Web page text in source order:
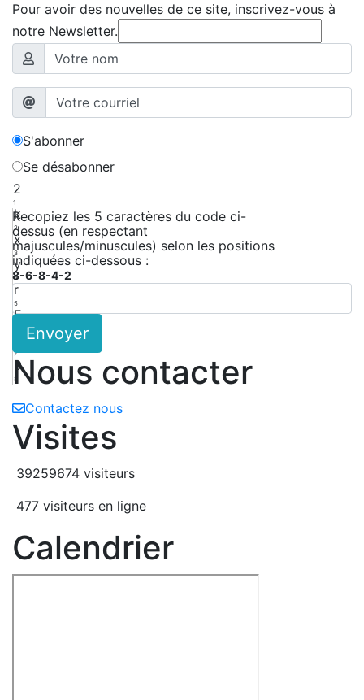
Pour avoir des nouvelles de ce site, inscrivez-vous à
notre Newsletter.
S'abonner
Se désabonner
2
1
k
2
x
3
y
4
r
5
E
7
9
8
Recopiez les 5 caractères du code ci-
dessus (en respectant
majuscules/minuscules) selon les positions
indiquées ci-dessous :
8-6-8-4-2
Envoyer
Nous contacter
Contactez nous
Visites
39259674 visiteurs
477 visiteurs en ligne
Calendrier